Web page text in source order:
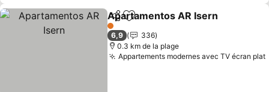
PartagerAjouter à mes favoris
Apartamentos AR Isern
1 Étoiles
6,9
336
0.3 km de la plage
Appartements modernes avec TV écran plat